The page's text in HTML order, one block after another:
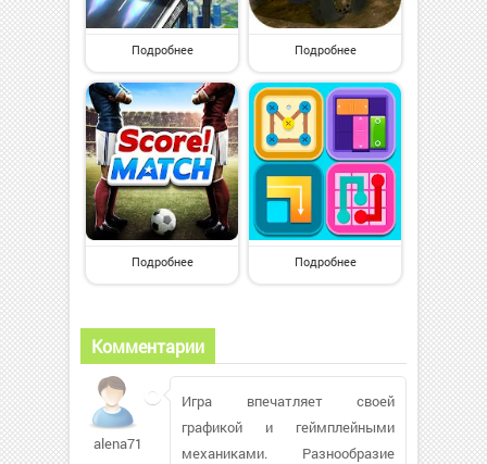
Подробнее Подробнее
Подробнее Подробнее
Комментарии
alena71
Игра впечатляет своей
графикой и геймплейными
механиками. Разнообразие